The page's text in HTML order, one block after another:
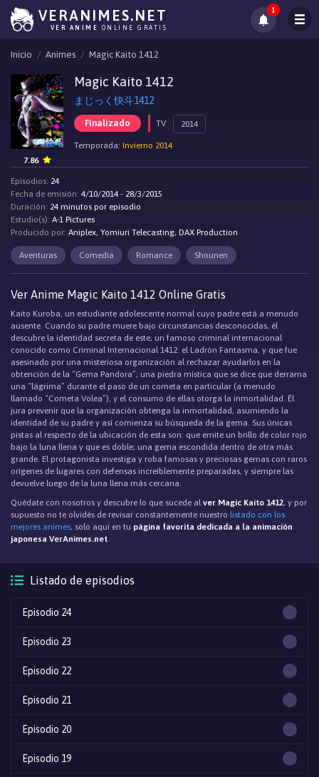
VERANIMES.NET
VER ANIME ONLINE GRATIS
1
Inicio Animes Magic Kaito 1412
Magic Kaito 1412
まじっく快斗1412
Finalizado TV 2014
Temporada: Invierno 2014
7.86
Episodios: 24
Fecha de emisión: 4/10/2014 - 28/3/2015
Duración: 24 minutos por episodio
Estudio(s): A-1 Pictures
Producido por: Aniplex, Yomiuri Telecasting, DAX Production
Aventuras Comedia Romance Shounen
Ver Anime Magic Kaito 1412 Online Gratis
Kaito Kuroba, un estudiante adolescente normal cuyo padre está a menudo
ausente. Cuando su padre muere bajo circunstancias desconocidas, él
descubre la identidad secreta de este; un famoso criminal internacional
conocido como Criminal Internacional 1412: el Ladrón Fantasma, y que fue
asesinado por una misteriosa organización al rechazar ayudarlos en la
obtención de la “Gema Pandora”; una piedra mística que se dice que derrama
una “lágrima” durante el paso de un cometa en particular (a menudo
llamado “Cometa Volea”), y el consumo de ellas otorga la inmortalidad. Él
jura prevenir que la organización obtenga la inmortalidad, asumiendo la
identidad de su padre y así comienza su búsqueda de la gema. Sus únicas
pistas al respecto de la ubicación de esta son: que emite un brillo de color rojo
bajo la luna llena y que es doble; una gema escondida dentro de otra más
grande. El protagonista investiga y roba famosas y preciosas gemas con raros
orígenes de lugares con defensas increíblemente preparadas, y siempre las
devuelve luego de la luna llena más cercana.
Quédate con nosotros y descubre lo que sucede alver Magic Kaito 1412, y por
supuesto no te olvidés de revisar constantemente nuestro listado con los
mejores animes, solo aqui en tu página favorita dedicada a la animación
japonesa VerAnimes.net.
Listado de episodios
Episodio 24
Episodio 23
Episodio 22
Episodio 21
Episodio 20
Episodio 19